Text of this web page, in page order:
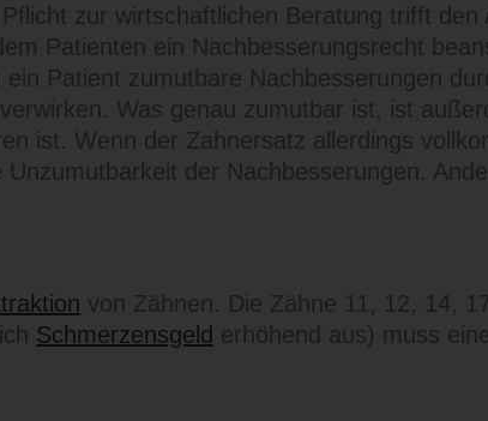
zur wirtschaftlichen Beratung trifft den
Patienten ein Nachbesserungsrecht
Patient zumutbare Nachbesserungen
Was genau zumutbar ist, ist
ist. Wenn der Zahnersatz allerdings
der Nachbesserungen.
von Zähnen. Die Zähne 11, 12, 14,
Schmerzensgeld erhöhend aus) muss